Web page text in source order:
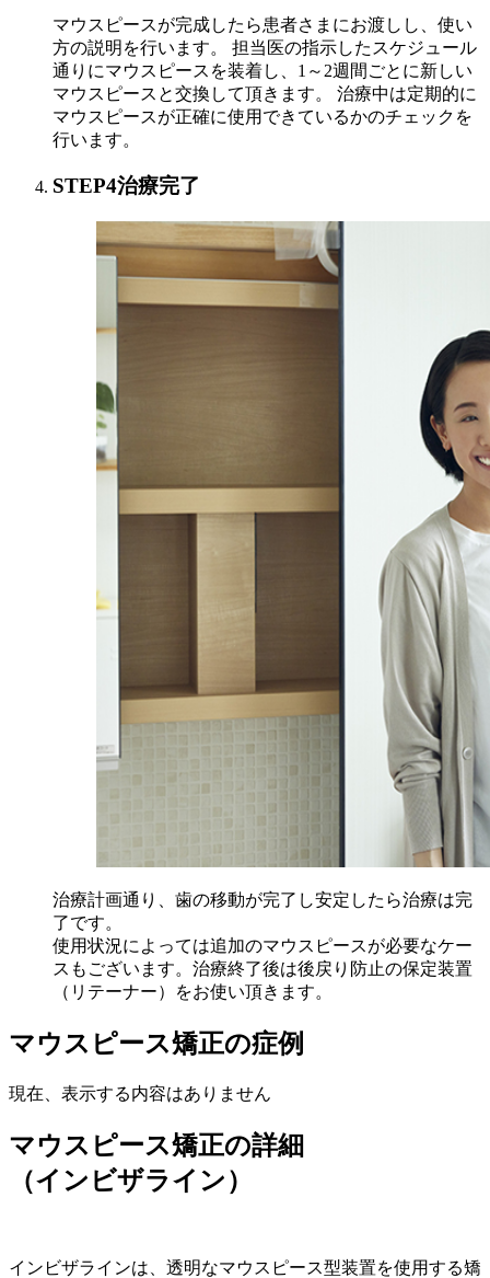
マウスピースが完成したら患者さまにお渡しし、使い
方の説明を行います。 担当医の指示したスケジュール
通りにマウスピースを装着し、1～2週間ごとに新しい
マウスピースと交換して頂きます。 治療中は定期的に
マウスピースが正確に使用できているかのチェックを
行います。
STEP4治療完了
治療計画通り、歯の移動が完了し安定したら治療は完
了です。
使用状況によっては追加のマウスピースが必要なケー
スもございます。治療終了後は後戻り防止の保定装置
（リテーナー）をお使い頂きます。
マウスピース矯正の症例
現在、表示する内容はありません
マウスピース矯正の詳細
（インビザライン）
インビザラインは、透明なマウスピース型装置を使用する矯